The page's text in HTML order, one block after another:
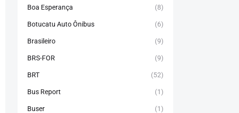
Boa Esperança (8)
Botucatu Auto Ônibus (6)
Brasileiro (9)
BRS-FOR (9)
BRT (52)
Bus Report (1)
Buser (1)